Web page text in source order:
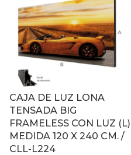
CAJA DE LUZ LONA
TENSADA BIG
FRAMELESS CON LUZ (L)
MEDIDA 120 X 240 CM. /
CLL-L224